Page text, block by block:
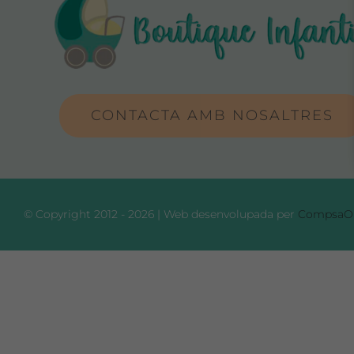
CONTACTA AMB NOSALTRES
© Copyright 2012 - 2026 | Web desenvolupada per